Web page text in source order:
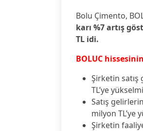
Bolu Çimento,
karı %7 artış
TL idi.
BOLUC
Şirketin satış
TL’ye
Satış
milyon TL’ye
Şirketin